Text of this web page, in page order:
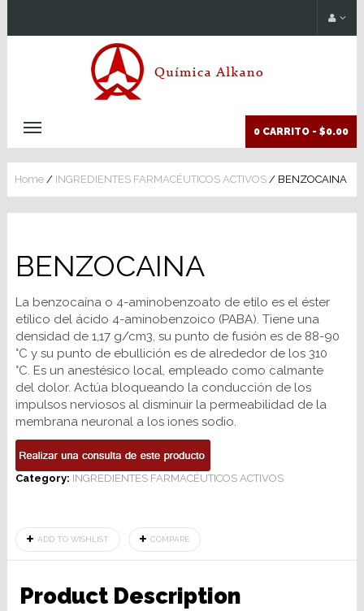
0 CARRITO - $0.00
Home / INGREDIENTES FARMACÉUTICOS ACTIVOS / BENZOCAINA
BENZOCAINA
La benzocaína o 4-aminobenzoato de etilo es el éster
etílico del ácido 4-aminobenzoico (PABA). Tiene una
densidad de 1,17 g/cm3, su punto de fusión es de 88-90
°C y su punto de ebullición es de alrededor de los 310
°C. Es un anestésico local, empleado como calmante
del dolor. Actúa bloqueando la conducción de los
impulsos nerviosos al disminuir la permeabilidad de la
membrana neuronal a los iones sodio.
Category: INGREDIENTES FARMACÉUTICOS ACTIVOS
ADD TO WISHLIST COMPARE
Product Description